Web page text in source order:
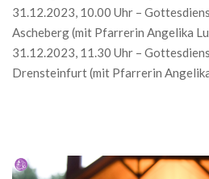
31.12.2023, 10.00 Uhr –
Ascheberg (mit Pfarrerin Angelika
31.12.2023, 11.30 Uhr –
Drensteinfurt (mit Pfarrerin